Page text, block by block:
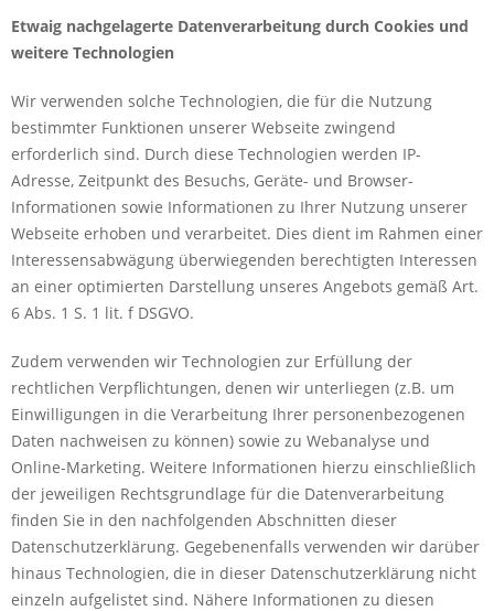
Etwaig nachgelagerte Datenverarbeitung durch Cookies und
weitere Technologien
Wir verwenden solche Technologien, die für die Nutzung
bestimmter Funktionen unserer Webseite zwingend
erforderlich sind. Durch diese Technologien werden IP-
Adresse, Zeitpunkt des Besuchs, Geräte- und Browser-
Informationen sowie Informationen zu Ihrer Nutzung unserer
Webseite erhoben und verarbeitet. Dies dient im Rahmen einer
Interessensabwägung überwiegenden berechtigten Interessen
an einer optimierten Darstellung unseres Angebots gemäß Art.
6 Abs. 1 S. 1 lit. f DSGVO.
Zudem verwenden wir Technologien zur Erfüllung der
rechtlichen Verpflichtungen, denen wir unterliegen (z.B. um
Einwilligungen in die Verarbeitung Ihrer personenbezogenen
Daten nachweisen zu können) sowie zu Webanalyse und
Online-Marketing. Weitere Informationen hierzu einschließlich
der jeweiligen Rechtsgrundlage für die Datenverarbeitung
finden Sie in den nachfolgenden Abschnitten dieser
Datenschutzerklärung. Gegebenenfalls verwenden wir darüber
hinaus Technologien, die in dieser Datenschutzerklärung nicht
einzeln aufgelistet sind. Nähere Informationen zu diesen